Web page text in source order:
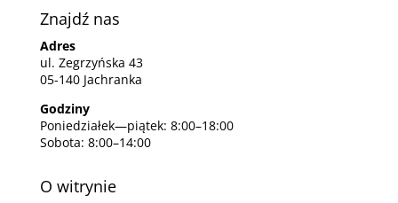
Znajdź nas
Adres
ul. Zegrzyńska 43
05-140 Jachranka
Godziny
Poniedziałek—piątek: 8:00–18:00
Sobota: 8:00–14:00
O witrynie